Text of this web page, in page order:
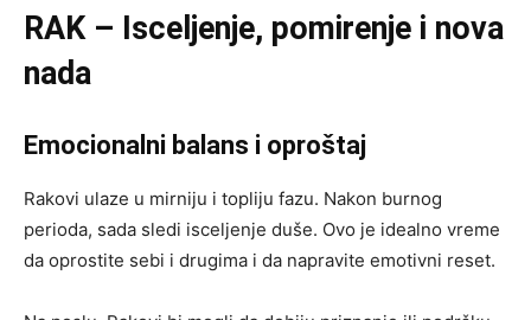
RAK – Isceljenje, pomirenje i nova
nada
Emocionalni balans i oproštaj
Rakovi ulaze u mirniju i topliju fazu. Nakon burnog
perioda, sada sledi isceljenje duše. Ovo je idealno vreme
da oprostite sebi i drugima i da napravite emotivni reset.